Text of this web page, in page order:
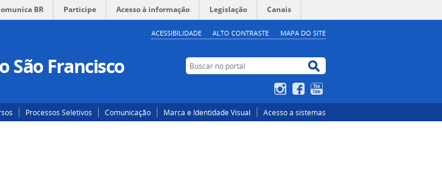
BR Participe Acesso à informação Legislação Canais
ACESSIBILIDADE ALTO CONTRASTE MAPA DO SITE
São Francisco Buscar no portal
Buscar no portal
InstagramFacebook
Processos Seletivos Comunicação Marca e Identidade Visual Acesso a sistemas